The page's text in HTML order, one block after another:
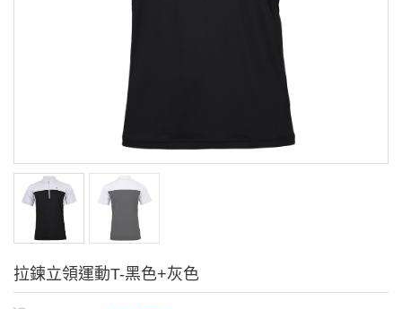
拉鍊立領運動T-黑色+灰色